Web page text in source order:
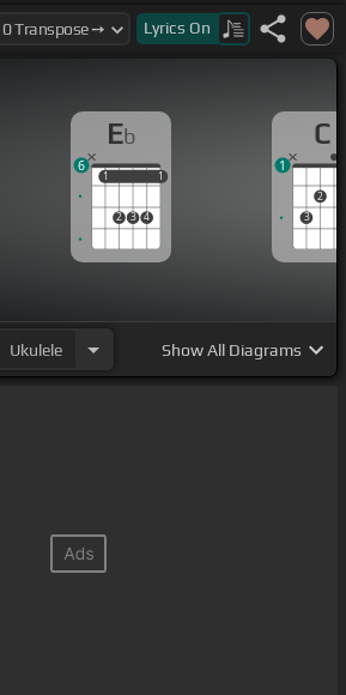
pasan
motivos para estar
no es correcto no es
que llores[Eb]
ser como[Bb]una sombra [F]
Lyrics On
Eb
1
2 3 4
1
1 1
6
C
3
2
1
Ukulele ShowAll Diagrams